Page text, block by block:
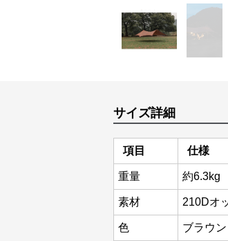
サイズ詳細
項目 仕様
重量 約6.3kg
素材 210Dオ
色 ブラウン